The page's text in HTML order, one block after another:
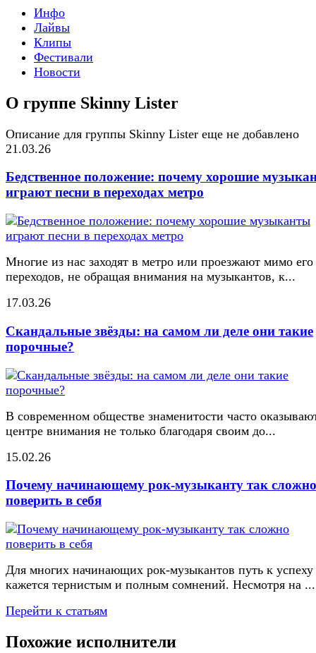
Инфо
Лайвы
Клипы
Фестивали
Новости
О группе Skinny Lister
Описание для группы Skinny Lister еще не добавлено
21.03.26
Бедственное положение: почему хорошие
играют песни в переходах метро
Многие из нас заходят в метро или проезжают мимо его
переходов, не обращая внимания на музыкантов, к...
17.03.26
Скандальные звёзды: на самом ли деле они такие
порочные?
В современном обществе знаменитости часто
центре внимания не только благодаря своим до...
15.02.26
Почему начинающему рок-музыканту так сложно
поверить в себя
Для многих начинающих рок-музыкантов путь к успеху
кажется тернистым и полным сомнений. Несмотря на ...
Перейти к статьям
Похожие исполнители